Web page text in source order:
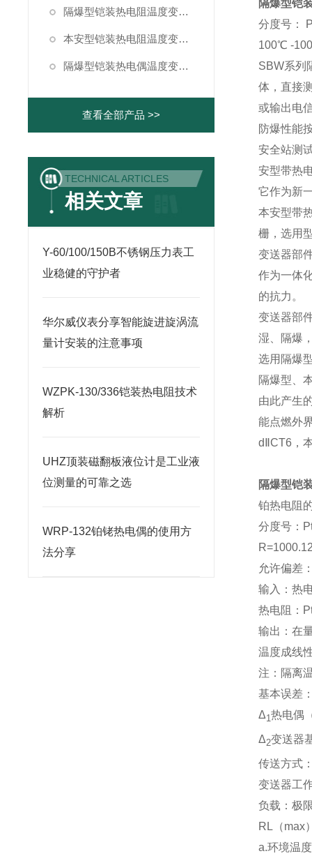
隔爆型铠装热电阻温度变送器
本安型铠装热电阻温度变送器
隔爆型铠装热电偶温度变送器
查看全部产品 >>
TECHNICAL ARTICLES
相关文章
Y-60/100/150B不锈钢压力表工
业稳健的守护者
华尔威仪表分享智能旋进旋涡流
量计安装的注意事项
WZPK-130/336铠装热电阻技术
解析
UHZ顶装磁翻板液位计是工业液
位测量的可靠之选
WRP-132铂铑热电偶的使用方
法分享
隔爆型铠
分度号：
100℃ -
SBW系列
体，直接
或输出电
防爆性能
安全站测
安型带热
它作为新
本安型带
栅，选用
变送器部
作为一体
的抗力。
变送器部
湿、隔爆
选用隔爆
隔爆型、
由此产生
能点燃外
dⅡCT6，
隔爆型铠
铂热电阻
分度号：
允许偏差
输入：热
热电阻：
输出：在
温度成线
注：隔离
基本误差
Δ1热电偶
Δ2变送器
传送方式
变送器工
负载：极
RL（max
a.环境温